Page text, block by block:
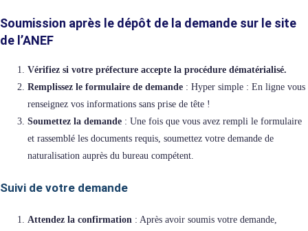
Soumission après le dépôt de la demande sur le site
de l’ANEF
Vérifiez si votre préfecture accepte la procédure dématérialisé.
Remplissez le formulaire de demande : Hyper simple : En ligne vous
renseignez vos informations sans prise de tête !
Soumettez la demande : Une fois que vous avez rempli le formulaire
et rassemblé les documents requis, soumettez votre demande de
naturalisation auprès du bureau compétent.
Suivi de votre demande
Attendez la confirmation : Après avoir soumis votre demande,